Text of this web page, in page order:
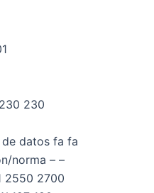
230
datos fa fa
norma – –
2550 2700